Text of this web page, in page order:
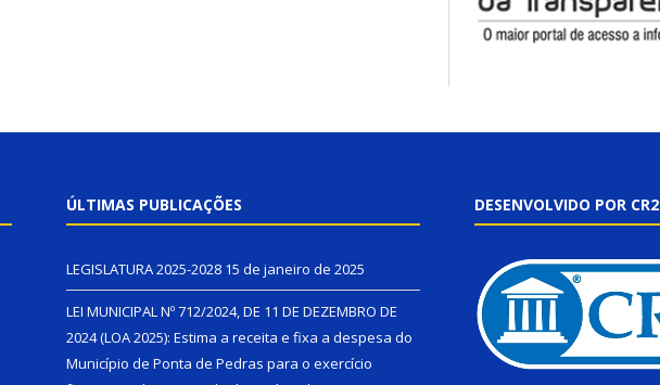
ÚLTIMAS PUBLICAÇÕES
LEGISLATURA 2025-2028 15 de janeiro de 2025
LEI MUNICIPAL Nº 712/2024, DE 11 DE DEZEMBRO DE
2024 (LOA 2025): Estima a receita e fixa a despesa do
Município de Ponta de Pedras para o exercício
DESENVOLVIDO POR CR2